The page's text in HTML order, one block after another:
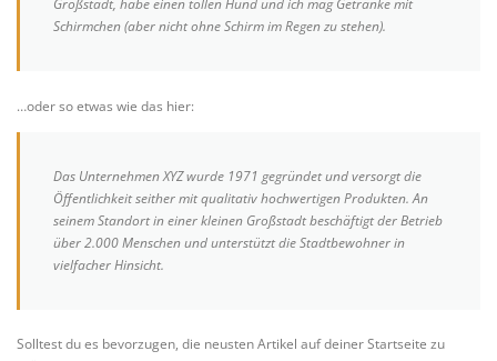
Großstadt, habe einen tollen Hund und ich mag Getränke mit
Schirmchen (aber nicht ohne Schirm im Regen zu stehen).
…oder so etwas wie das hier:
Das Unternehmen XYZ wurde 1971 gegründet und versorgt die
Öffentlichkeit seither mit qualitativ hochwertigen Produkten. An
seinem Standort in einer kleinen Großstadt beschäftigt der Betrieb
über 2.000 Menschen und unterstützt die Stadtbewohner in
vielfacher Hinsicht.
Solltest du es bevorzugen, die neusten Artikel auf deiner Startseite zu